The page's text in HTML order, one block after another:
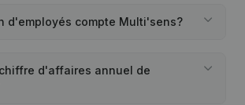
d'employés compte Multi'sens?
d'affaires annuel de